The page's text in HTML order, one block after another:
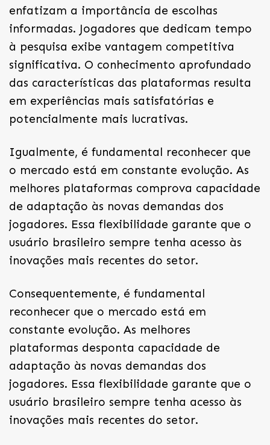
enfatizam a importância de escolhas
informadas. Jogadores que dedicam tempo
à pesquisa exibe vantagem competitiva
significativa. O conhecimento aprofundado
das características das plataformas resulta
em experiências mais satisfatórias e
potencialmente mais lucrativas.
Igualmente, é fundamental reconhecer que
o mercado está em constante evolução. As
melhores plataformas comprova capacidade
de adaptação às novas demandas dos
jogadores. Essa flexibilidade garante que o
usuário brasileiro sempre tenha acesso às
inovações mais recentes do setor.
Consequentemente, é fundamental
reconhecer que o mercado está em
constante evolução. As melhores
plataformas desponta capacidade de
adaptação às novas demandas dos
jogadores. Essa flexibilidade garante que o
usuário brasileiro sempre tenha acesso às
inovações mais recentes do setor.